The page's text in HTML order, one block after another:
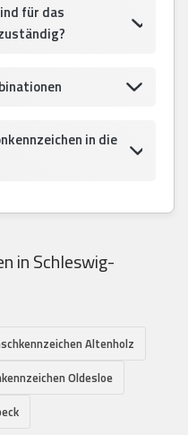
für das
in die
in Schleswig-
Altenholz
Oldesloe